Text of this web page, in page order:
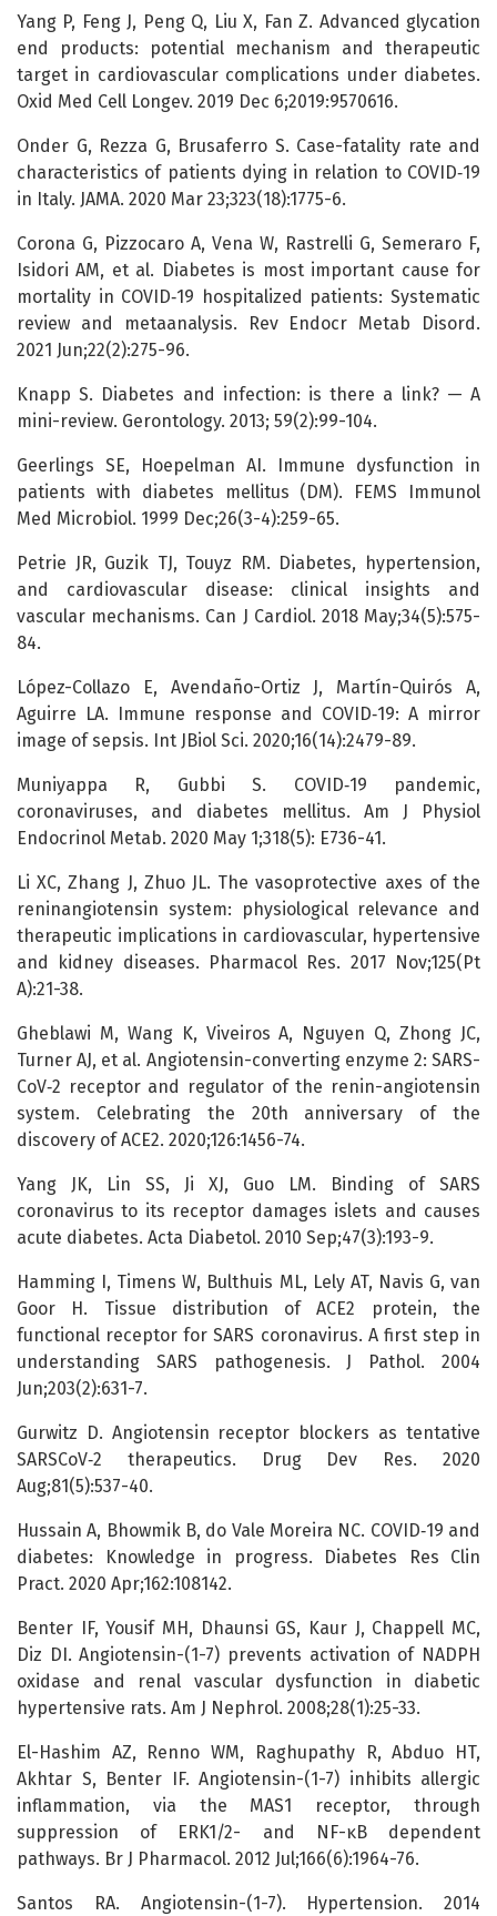
Yang P, Feng J, Peng Q, Liu X, Fan Z. Advanced glycation
end products: potential mechanism and therapeutic
target in cardiovascular complications under diabetes.
Oxid Med Cell Longev. 2019 Dec 6;2019:9570616.
Onder G, Rezza G, Brusaferro S. Case-fatality rate and
characteristics of patients dying in relation to COVID‑19
in Italy. JAMA. 2020 Mar 23;323(18):1775-6.
Corona G, Pizzocaro A, Vena W, Rastrelli G, Semeraro F,
Isidori AM, et al. Diabetes is most important cause for
mortality in COVID‑19 hospitalized patients: Systematic
review and metaanalysis. Rev Endocr Metab Disord.
2021 Jun;22(2):275-96.
Knapp S. Diabetes and infection: is there a link? — A
mini-review. Gerontology. 2013; 59(2):99-104.
Geerlings SE, Hoepelman AI. Immune dysfunction in
patients with diabetes mellitus (DM). FEMS Immunol
Med Microbiol. 1999 Dec;26(3-4):259-65.
Petrie JR, Guzik TJ, Touyz RM. Diabetes, hypertension,
and cardiovascular disease: clinical insights and
vascular mechanisms. Can J Cardiol. 2018 May;34(5):575-
84.
López-Collazo E, Avendaño-Ortiz J, Martín-Quirós A,
Aguirre LA. Immune response and COVID‑19: A mirror
image of sepsis. Int JBiol Sci. 2020;16(14):2479-89.
Muniyappa R, Gubbi S. COVID‑19 pandemic,
coronaviruses, and diabetes mellitus. Am J Physiol
Endocrinol Metab. 2020 May 1;318(5): E736-41.
Li XC, Zhang J, Zhuo JL. The vasoprotective axes of the
reninangiotensin system: physiological relevance and
therapeutic implications in cardiovascular, hypertensive
and kidney diseases. Pharmacol Res. 2017 Nov;125(Pt
A):21-38.
Gheblawi M, Wang K, Viveiros A, Nguyen Q, Zhong JC,
Turner AJ, et al. Angiotensin-converting enzyme 2: SARS-
CoV‑2 receptor and regulator of the renin-angiotensin
system. Celebrating the 20th anniversary of the
discovery of ACE2. 2020;126:1456-74.
Yang JK, Lin SS, Ji XJ, Guo LM. Binding of SARS
coronavirus to its receptor damages islets and causes
acute diabetes. Acta Diabetol. 2010 Sep;47(3):193-9.
Hamming I, Timens W, Bulthuis ML, Lely AT, Navis G, van
Goor H. Tissue distribution of ACE2 protein, the
functional receptor for SARS coronavirus. A first step in
understanding SARS pathogenesis. J Pathol. 2004
Jun;203(2):631-7.
Gurwitz D. Angiotensin receptor blockers as tentative
SARSCoV‑2 therapeutics. Drug Dev Res. 2020
Aug;81(5):537-40.
Hussain A, Bhowmik B, do Vale Moreira NC. COVID‑19 and
diabetes: Knowledge in progress. Diabetes Res Clin
Pract. 2020 Apr;162:108142.
Benter IF, Yousif MH, Dhaunsi GS, Kaur J, Chappell MC,
Diz DI. Angiotensin-(1-7) prevents activation of NADPH
oxidase and renal vascular dysfunction in diabetic
hypertensive rats. Am J Nephrol. 2008;28(1):25-33.
El-Hashim AZ, Renno WM, Raghupathy R, Abduo HT,
Akhtar S, Benter IF. Angiotensin-(1-7) inhibits allergic
inflammation, via the MAS1 receptor, through
suppression of ERK1/2- and NF-κB dependent
pathways. Br J Pharmacol. 2012 Jul;166(6):1964-76.
Santos RA. Angiotensin-(1-7). Hypertension. 2014